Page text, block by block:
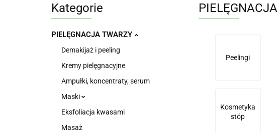
Kategorie
PIELĘGNACJA TWARZY
Demakijaż i peeling
Kremy pielęgnacyjne
Ampułki, koncentraty, serum
Maski
Eksfoliacja kwasami
Masaż
Peelingi
Kosmetyka
stóp